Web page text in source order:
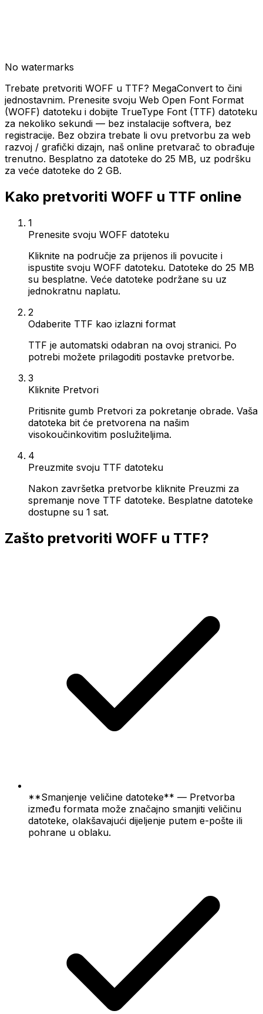
No watermarks
Trebate pretvoriti WOFF u TTF? MegaConvert to čini
jednostavnim. Prenesite svoju Web Open Font Format
(WOFF) datoteku i dobijte TrueType Font (TTF) datoteku
za nekoliko sekundi — bez instalacije softvera, bez
registracije. Bez obzira trebate li ovu pretvorbu za web
razvoj / grafički dizajn, naš online pretvarač to obrađuje
trenutno. Besplatno za datoteke do 25 MB, uz podršku
za veće datoteke do 2 GB.
Kako pretvoriti WOFF u TTF online
1
Prenesite svoju WOFF datoteku
Kliknite na područje za prijenos ili povucite i
ispustite svoju WOFF datoteku. Datoteke do 25 MB
su besplatne. Veće datoteke podržane su uz
jednokratnu naplatu.
2
Odaberite TTF kao izlazni format
TTF je automatski odabran na ovoj stranici. Po
potrebi možete prilagoditi postavke pretvorbe.
3
Kliknite Pretvori
Pritisnite gumb Pretvori za pokretanje obrade. Vaša
datoteka bit će pretvorena na našim
visokoučinkovitim poslužiteljima.
4
Preuzmite svoju TTF datoteku
Nakon završetka pretvorbe kliknite Preuzmi za
spremanje nove TTF datoteke. Besplatne datoteke
dostupne su 1 sat.
Zašto pretvoriti WOFF u TTF?
**Smanjenje veličine datoteke** — Pretvorba
između formata može značajno smanjiti veličinu
datoteke, olakšavajući dijeljenje putem e-pošte ili
pohrane u oblaku.